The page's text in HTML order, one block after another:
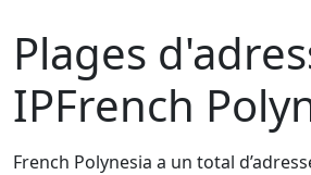
Plages
IPFrench
French Polynesia a un total